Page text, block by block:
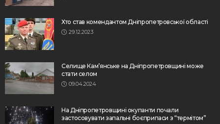
Хто став комендантом Дніпропетровської області
29.12.2023
Селище Кам’янське на Дніпропетровщині може
стати селом
09.04.2024
На Дніпропетровщині окупанти почали
застосовувати запальні боєприпаси з “термітом”